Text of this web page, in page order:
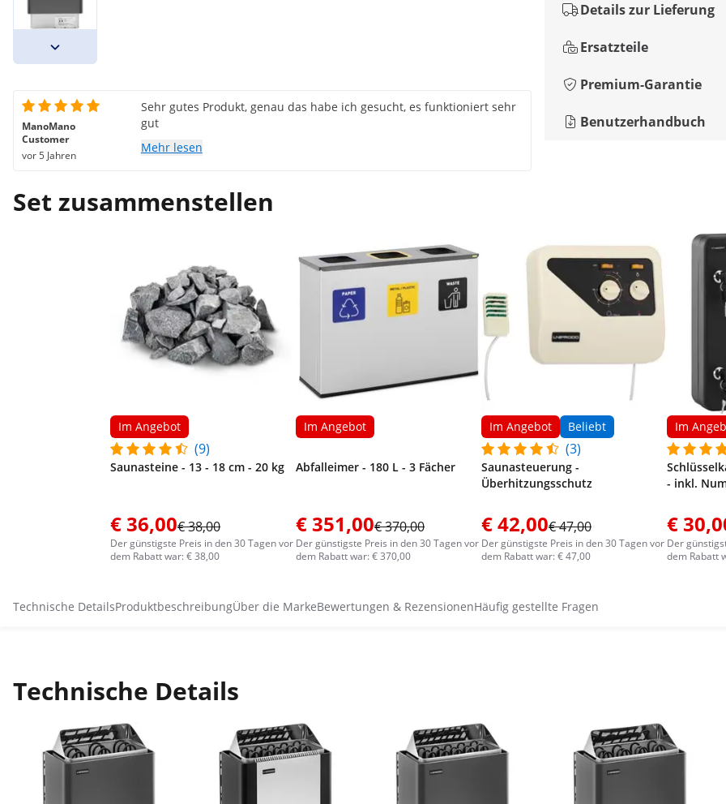
Details zur Lieferung
Ersatzteile
Premium-Garantie
Benutzerhandbuch
ManoMano
Customer
vor 5 Jahren
Sehr gutes Produkt, genau das habe ich gesucht, es funktioniert sehr
gut
Mehr lesen
Set zusammenstellen
Im Angebot
(9)
Saunasteine - 13 - 18 cm - 20 kg
€ 36,00€ 38,00
Der günstigste Preis in den 30 Tagen vor
dem Rabatt war: € 38,00
Im Angebot
Abfalleimer - 180 L - 3 Fächer
€ 351,00€ 370,00
Der günstigste Preis in den 30 Tagen vor
dem Rabatt war: € 370,00
Im Angebot Beliebt
(3)
Saunasteuerung -
Überhitzungsschutz
€ 42,00€ 47,00
Der günstigste Preis in den 30 Tagen vor
dem Rabatt war: € 47,00
Im
- inkl.
€
Der
dem Rabatt
Technische DetailsProduktbeschreibungÜber die MarkeBewertungen & RezensionenHäufig gestellte Fragen
Technische Details